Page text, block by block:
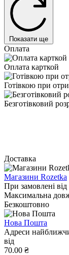
Показати ще
Оплата
Оплата карткой
Готівкою при
Безготівковий
Доставка
Магазини Rozetka
При замовлені
Максимальна
Безкоштовно
Нова Пошта
Адреси
від
70.00 ₴